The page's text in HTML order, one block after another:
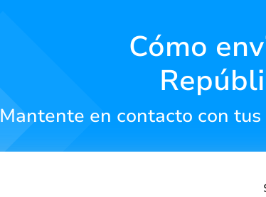
Cómo
Mantente en contacto con